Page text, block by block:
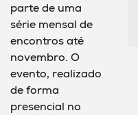
parte de uma
série mensal de
encontros até
novembro. O
evento, realizado
de forma
presencial no